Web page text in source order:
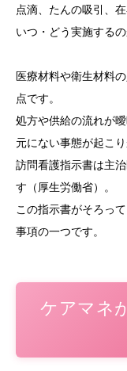
点滴、たんの吸引、
いつ・どう実施する
医療材料や衛生材料
点です。
処方や供給の流れが
元にない事態が起こり
訪問看護指示書は主
す（厚生労働省）。
この指示書がそろっ
事項の一つです。
ケアマネ